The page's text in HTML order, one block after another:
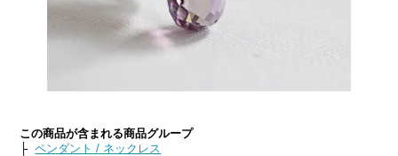
この商品が含まれる商品グループ
├ペンダント / ネックレス